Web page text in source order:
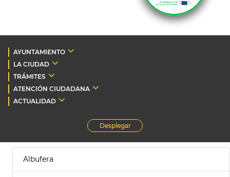
AYUNTAMIENTO
LA CIUDAD
TRÁMITES
ATENCIÓN CIUDADANA
ACTUALIDAD
Desplegar
Albufera